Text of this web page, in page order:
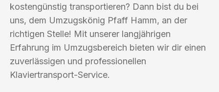
kostengünstig transportieren? Dann bist du bei
uns, dem Umzugskönig Pfaff Hamm, an der
richtigen Stelle! Mit unserer langjährigen
Erfahrung im Umzugsbereich bieten wir dir einen
zuverlässigen und professionellen
Klaviertransport-Service.